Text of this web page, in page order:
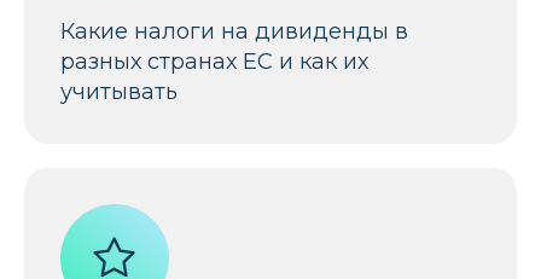
Какие налоги на дивиденды в
разных странах ЕС и как их
учитывать
ДЛЯ КОГО
ЭТА ЛЕКЦИЯ